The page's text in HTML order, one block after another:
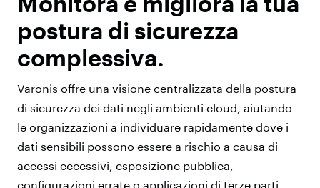
postura di sicurezza
complessiva.
Varonis offre una visione centralizzata della postura
di sicurezza dei dati negli ambienti cloud, aiutando
le organizzazioni a individuare rapidamente dove i
dati sensibili possono essere a rischio a causa di
accessi eccessivi, esposizione pubblica,
configurazioni errate o applicazioni di terze parti.